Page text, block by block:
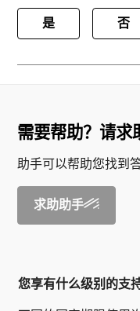
是 否
需要帮助？请求
助手可以帮助您找到
求助助手
您享有什么级别的支